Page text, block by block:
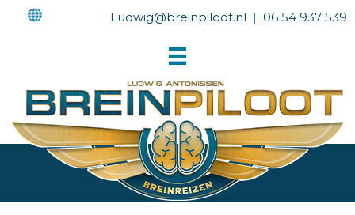
Ludwig@breinpiloot.nl | 06 54 937 539